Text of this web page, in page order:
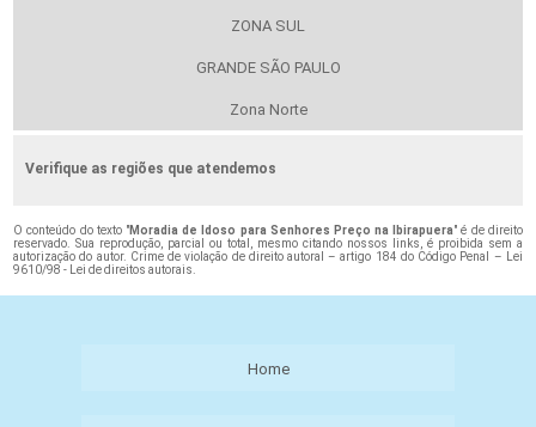
ZONA SUL
GRANDE SÃO PAULO
Zona Norte
Verifique as regiões que atendemos
O conteúdo do texto "Moradia de Idoso para Senhores Preço na Ibirapuera" é de direito
reservado. Sua reprodução, parcial ou total, mesmo citando nossos links, é proibida sem a
autorização do autor. Crime de violação de direito autoral – artigo 184 do Código Penal –
Lei
9610/98 - Lei de direitos autorais
Home